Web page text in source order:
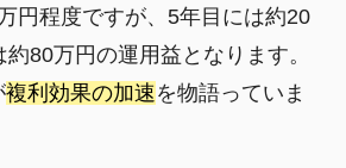
円程度ですが、5年目には約20
80万円の運用益となります。
複利効果の加速を物語っていま